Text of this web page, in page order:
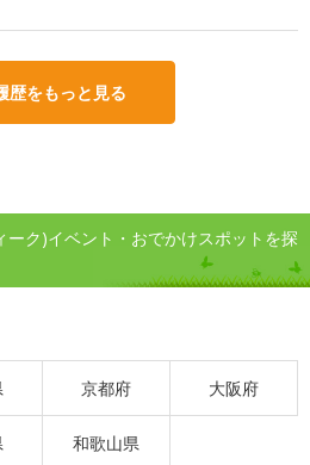
歴をもっと見る
ーク)イベント・おでかけスポットを探
京都府 大阪府
和歌山県